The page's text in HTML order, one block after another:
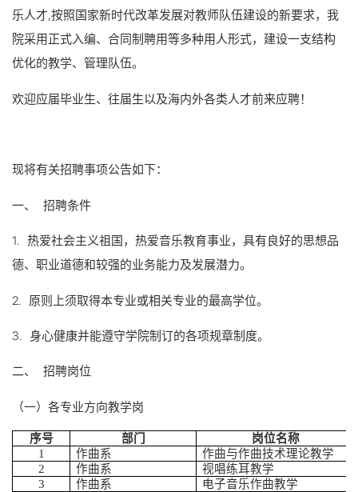
乐人才,按照国家新时代改革发展对教师队伍建设的新要求，我
院采用正式入编、合同制聘用等多种用人形式，建设一支结构
优化的教学、管理队伍。
欢迎应届毕业生、往届生以及海内外各类人才前来应聘！
现将有关招聘事项公告如下：
一、 招聘条件
1. 热爱社会主义祖国，热爱音乐教育事业，具有良好的思想品
德、职业道德和较强的业务能力及发展潜力。
2. 原则上须取得本专业或相关专业的最高学位。
3. 身心健康并能遵守学院制订的各项规章制度。
二、 招聘岗位
（一）各专业方向教学岗
序号 部门
岗位名称
1
作曲系
作曲与作曲技术理论教学
2
作曲系
视唱练耳教学
3
作曲系
电子音乐作曲教学